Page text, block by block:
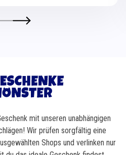
mit unseren unabhängigen
Wir prüfen sorgfältig eine
Shops und verlinken nur